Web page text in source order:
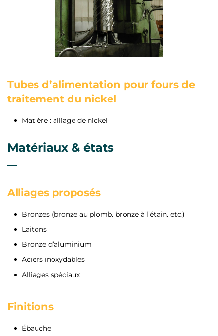
Tubes d’alimentation pour fours de
traitement du nickel
Matière : alliage de nickel
Matériaux & états
Alliages proposés
Bronzes (bronze au plomb, bronze à l’étain, etc.)
Laitons
Bronze d’aluminium
Aciers inoxydables
Alliages spéciaux
Finitions
Ébauche